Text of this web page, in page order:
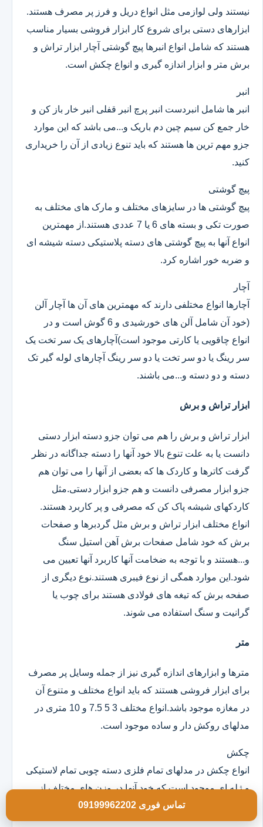
نیستند ولی لوازمی مثل انواع دریل و فرز پر مصرف هستند.
ابزارهای دستی برای شروع کار ابزار فروشی بسیار مناسب
هستند که شامل انواع انبرها پیچ گوشتی آچار ابزار تراش و
برش متر و ابزار اندازه گیری و انواع چکش است.
انبر
انبر ها شامل انبردست انبر پرچ انبر قفلی انبر خار باز کن و
خار جمع کن سیم چین دم باریک و...می باشد که این موارد
جزو مهم ترین ها هستند که باید تنوع زیادی از آن را خریداری
کنید.
پیچ گوشتی
پیچ گوشتی ها در سایزهای مختلف و مارک های مختلف به
صورت تکی و بسته های 6 یا 7 عددی هستند.از مهمترین
انواع آنها به پیچ گوشتی های دسته پلاستیکی دسته شیشه ای
و ضربه خور اشاره کرد.
آچار
آچارها انواع مختلفی دارند که مهمترین های آن ها آچار آلن
(خود آن شامل آلن های خورشیدی و 6 گوش است و در
انواع چاقویی یا کارتی موجود است)آچارهای یک سر تخت یک
سر رینگ یا دو سر تخت یا دو سر رینگ آچارهای لوله گیر تک
دسته و دو دسته و...می باشند.
ابزار تراش و برش
ابزار تراش و برش را هم می توان جزو دسته ابزار دستی
دانست یا به علت تنوع بالا خود آنها را دسته جداگانه در نظر
گرفت کاترها و کاردک ها که بعضی از آنها را می توان هم
جزو ابزار مصرفی دانست و هم جزو ابزار دستی.مثل
کاردکهای شیشه پاک کن که مصرفی و پر کاربرد هستند.
انواع مختلف ابزار تراش و برش مثل گردبرها و صفحات
برش که خود شامل صفحات برش آهن استیل سنگ
و...هستند و با توجه به ضخامت آنها کاربرد آنها تعیین می
شود.این موارد همگی از نوع فیبری هستند.نوع دیگری از
صفحه برش که تیغه های فولادی هستند برای چوب یا
گرانیت و سنگ استفاده می شوند.
متر
مترها و ابزارهای اندازه گیری نیز از جمله وسایل پر مصرف
برای ابزار فروشی هستند که باید انواع مختلف و متنوع آن
در مغازه موجود باشد.انواع مختلف 3 5 7.5 و 10 متری در
مدلهای روکش دار و ساده موجود است.
چکش
انواع چکش در مدلهای تمام فلزی دسته چوبی تمام لاستیکی
و ژله ای موجود است که خود آنها در وزن های مختلف از
تماس فوری 09199962202